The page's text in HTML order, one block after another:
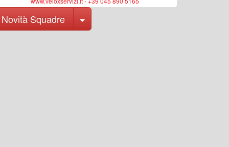
Novità Squadre Toggle Dropdown